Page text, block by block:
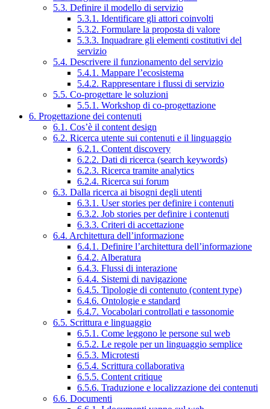
5.3. Definire il modello di servizio
5.3.1. Identificare gli attori coinvolti
5.3.2. Formulare la proposta di valore
5.3.3. Inquadrare gli elementi costitutivi del
servizio
5.4. Descrivere il funzionamento del servizio
5.4.1. Mappare l’ecosistema
5.4.2. Rappresentare i flussi di servizio
5.5. Co-progettare le soluzioni
5.5.1. Workshop di co-progettazione
6. Progettazione dei contenuti
6.1. Cos’è il content design
6.2. Ricerca utente sui contenuti e il linguaggio
6.2.1. Content discovery
6.2.2. Dati di ricerca (search keywords)
6.2.3. Ricerca tramite analytics
6.2.4. Ricerca sui forum
6.3. Dalla ricerca ai bisogni degli utenti
6.3.1. User stories per definire i contenuti
6.3.2. Job stories per definire i contenuti
6.3.3. Criteri di accettazione
6.4. Architettura dell’informazione
6.4.1. Definire l’architettura dell’informazione
6.4.2. Alberatura
6.4.3. Flussi di interazione
6.4.4. Sistemi di navigazione
6.4.5. Tipologie di contenuto (content type)
6.4.6. Ontologie e standard
6.4.7. Vocabolari controllati e tassonomie
6.5. Scrittura e linguaggio
6.5.1. Come leggono le persone sul web
6.5.2. Le regole per un linguaggio semplice
6.5.3. Microtesti
6.5.4. Scrittura collaborativa
6.5.5. Content critique
6.5.6. Traduzione e localizzazione dei contenuti
6.6. Documenti